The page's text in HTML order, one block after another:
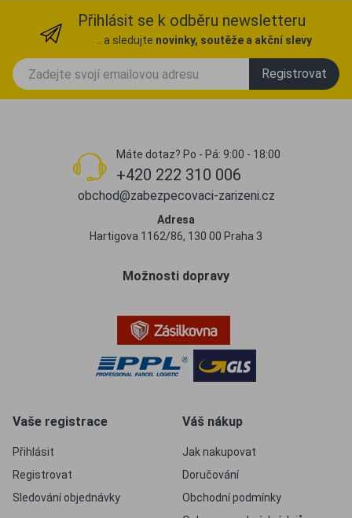
Přihlásit se k odběru newsletteru
.. a sledujte novinky, soutěže a akční slevy
Registrovat
Máte dotaz? Po - Pá: 9:00 - 18:00
+420 222 310 006
obchod@zabezpecovaci-zarizeni.cz
Adresa
Hartigova 1162/86, 130 00 Praha 3
Možnosti dopravy
Vaše registrace
Přihlásit
Registrovat
Sledování objednávky
Váš nákup
Jak nakupovat
Doručování
Obchodní podmínky